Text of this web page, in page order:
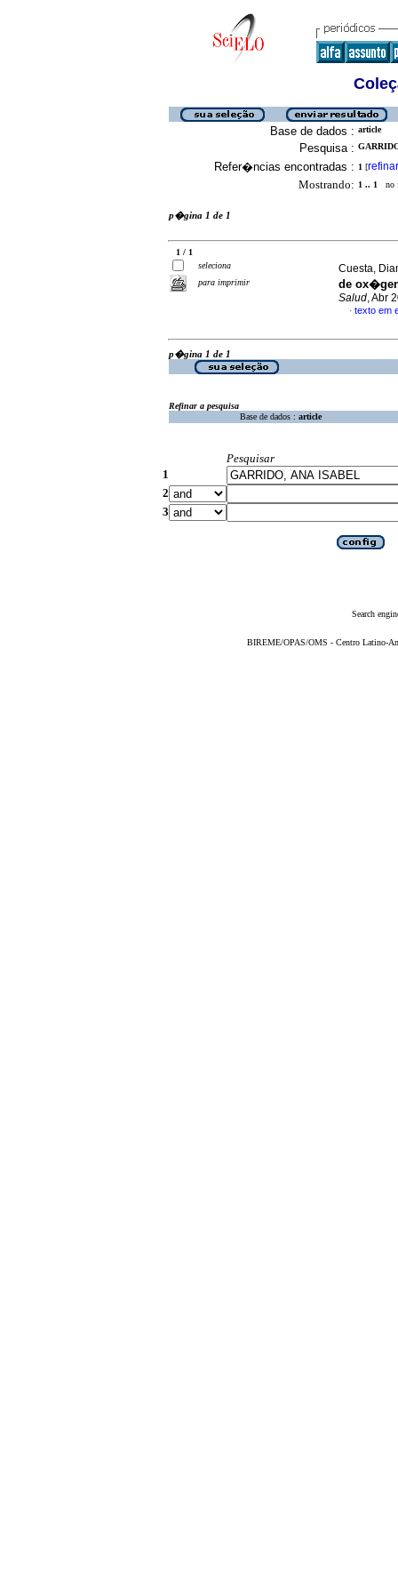
Base de dados : article
Pesquisa :
Refer�ncias encontradas : 1 [refinar
Mostrando: 1 .. 1 no
p�gina 1 de 1
1 / 1
seleciona
para imprimir
Cuesta,
de
Salud, Abr
· texto em
p�gina 1 de 1
Refinar a pesquisa
Base de dados : article
Pesquisar
1
2
3
Search
BIREME/OPAS/OMS - Centro Latino-